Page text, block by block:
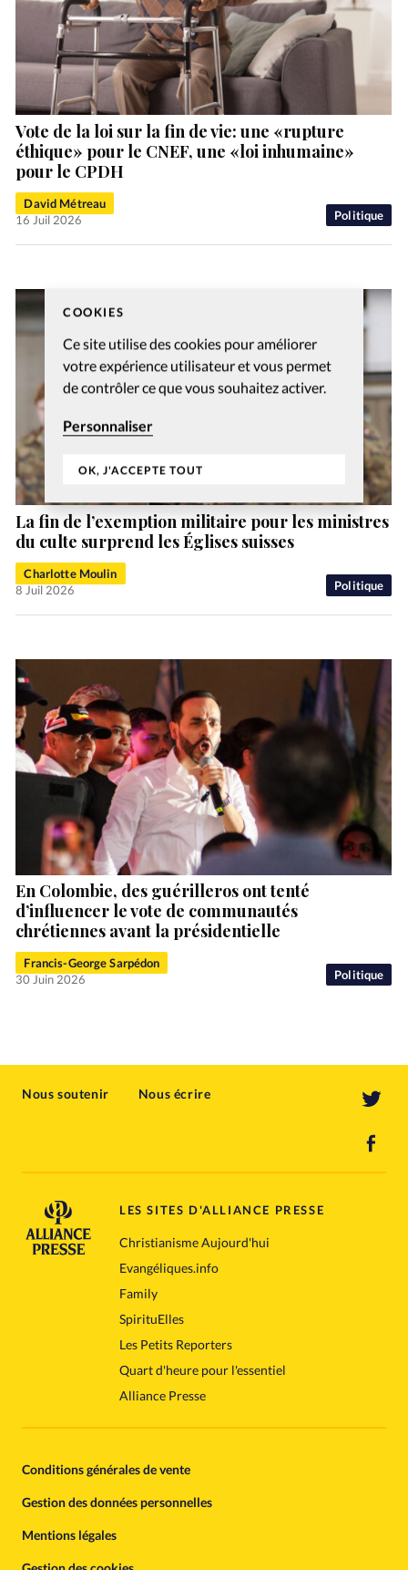
COOKIES
Ce site utilise des cookies pour améliorer
votre expérience utilisateur et vous permet
de contrôler ce que vous souhaitez activer.
Personnaliser
OK, J'ACCEPTE TOUT
Politique
Vote de la loi sur la fin de vie: une «rupture
éthique» pour le CNEF, une «loi inhumaine»
pour le CPDH
David Métreau
16 Juil 2026
Politique
La fin de l’exemption militaire pour les ministres
du culte surprend les Églises suisses
Charlotte Moulin
8 Juil 2026
Politique
En Colombie, des guérilleros ont tenté
d’influencer le vote de communautés
chrétiennes avant la présidentielle
Francis-George Sarpédon
30 Juin 2026
Nous soutenir Nous écrire
LES SITES D'ALLIANCE PRESSE
Christianisme Aujourd'hui
Evangéliques.info
Family
SpirituElles
Les Petits Reporters
Quart d'heure pour l'essentiel
Alliance Presse
Conditions générales de vente
Gestion des données personnelles
Mentions légales